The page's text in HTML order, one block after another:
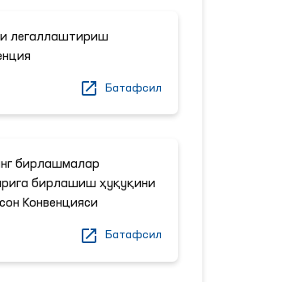
легаллаштириш
Батафсил
бирлашмалар
бирлашиш ҳуқуқини
Конвенцияси
Батафсил